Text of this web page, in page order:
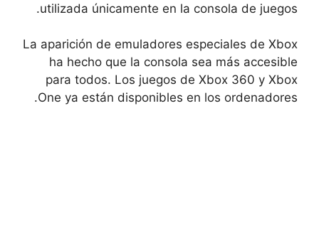
utilizada únicamente en la consola de juegos.
La aparición de emuladores especiales de Xbox
ha hecho que la consola sea más accesible
para todos. Los juegos de Xbox 360 y Xbox
One ya están disponibles en los ordenadores.